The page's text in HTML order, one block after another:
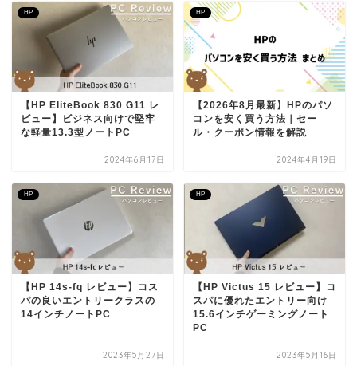
HP
【HP EliteBook 830 G11 レ
ビュー】ビジネス向けで堅牢
な軽量13.3型ノートPC
2024年6月17日
HP
【2026年8月最新】HPのパソ
コンを安く買う方法｜セー
ル・クーポン情報を解説
2024年4月19日
HP
【HP 14s-fq レビュー】コス
パの良いエントリークラスの
14インチノートPC
2023年5月27日
HP
【HP Victus 15 レビュー】コ
スパに優れたエントリー向け
15.6インチゲーミングノート
PC
2023年5月16日